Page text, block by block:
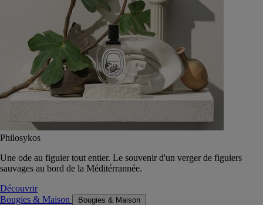
Philosykos
Une ode au figuier tout entier. Le souvenir d'un verger de figuiers
sauvages au bord de la Méditérrannée.
Découvrir
Bougies & Maison
Bougies & Maison